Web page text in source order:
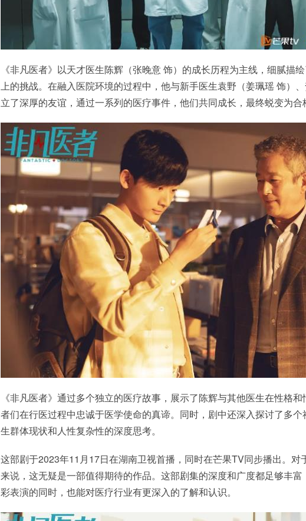
《非凡医者》以天才医生陈辉（张晚意 饰）的成长历程为主线，细腻描
上的挑战。在融入医院环境的过程中，他与新手医生袁野（姜珮瑶 饰）
立了深厚的友谊，通过一系列的医疗事件，他们共同成长，最终蜕变为合
《非凡医者》通过多个独立的医疗故事，展示了陈辉与其他医生在性格
者们在行医过程中忠诚于医学使命的真谛。同时，剧中还深入探讨了多
生群体现状和人性复杂性的深度思考。
这部剧于2023年11月17日在湖南卫视首播，同时在芒果TV同步播出。对
来说，这无疑是一部值得期待的作品。这部剧集的深度和广度都足够丰
彩表演的同时，也能对医疗行业有更深入的了解和认识。